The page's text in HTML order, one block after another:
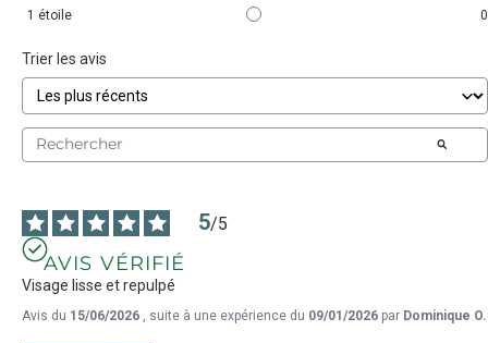
1 étoile 0
Trier les avis
5/5
AVIS VÉRIFIÉ
Visage lisse et repulpé
Avis du 15/06/2026 , suite à une expérience du 09/01/2026 par Dominique O.